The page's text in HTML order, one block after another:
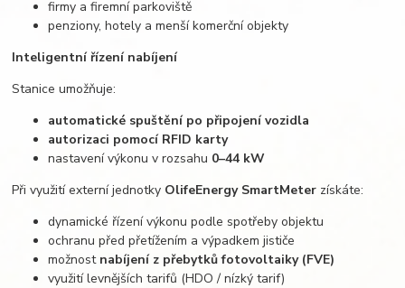
firmy a firemní parkoviště
penziony, hotely a menší komerční objekty
Inteligentní řízení nabíjení
Stanice umožňuje:
automatické spuštění po připojení vozidla
autorizaci pomocí RFID karty
nastavení výkonu v rozsahu 0–44 kW
Při využití externí jednotky OlifeEnergy SmartMeter získáte:
dynamické řízení výkonu podle spotřeby objektu
ochranu před přetížením a výpadkem jističe
možnost nabíjení z přebytků fotovoltaiky (FVE)
využití levnějších tarifů (HDO / nízký tarif)